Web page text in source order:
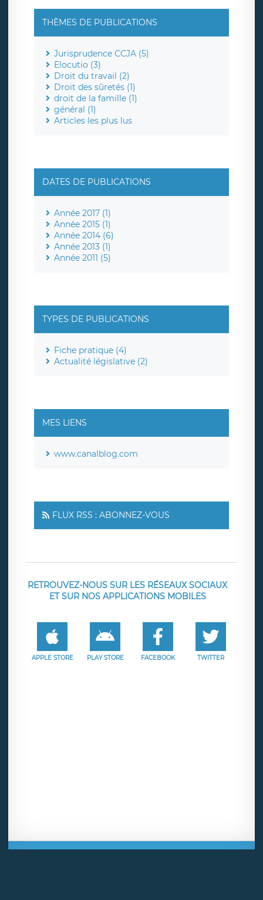
THÈMES DE PUBLICATIONS
Jurisprudence CCJA (5)
Elocutio (3)
Droit du travail (2)
Droit des sûretés (1)
droit de la famille (1)
général (1)
Articles les plus lus
DATES DE PUBLICATIONS
Année 2017 (1)
Année 2015 (1)
Année 2014 (6)
Année 2013 (1)
Année 2011 (5)
TYPES DE PUBLICATIONS
Fiche pratique (4)
Actualité législative (2)
MES LIENS
www.canalblog.com
FLUX RSS : ABONNEZ-VOUS
RETROUVEZ-NOUS SUR LES RÉSEAUX SOCIAUX
ET SUR NOS APPLICATIONS MOBILES
APPLE STORE PLAY STORE FACEBOOK TWITTER